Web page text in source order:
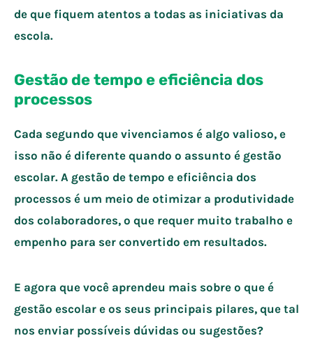
de que fiquem atentos a todas as iniciativas da
escola.
Gestão de tempo e eficiência dos
processos
Cada segundo que vivenciamos é algo valioso, e
isso não é diferente quando o assunto é gestão
escolar. A gestão de tempo e eficiência dos
processos é um meio de otimizar a produtividade
dos colaboradores, o que requer muito trabalho e
empenho para ser convertido em resultados.
E agora que você aprendeu mais sobre o que é
gestão escolar e os seus principais pilares, que tal
nos enviar possíveis dúvidas ou sugestões?